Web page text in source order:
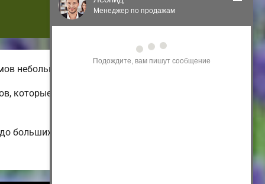
небольшой площади.
которые можно изменить по
больших энергоэффективных
Менеджер по продажам
Здравствуйте! Я могу
проконсультировать Вас по нашим
акциям и проектам.